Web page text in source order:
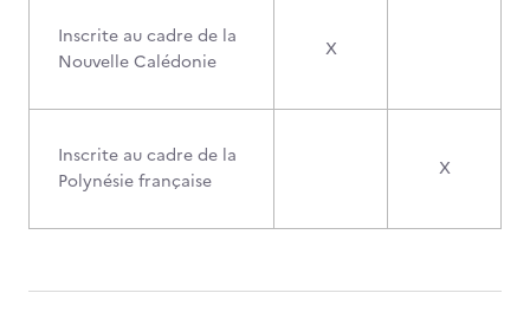
Inscrite au cadre de la
Nouvelle Calédonie
X
Inscrite au cadre de la
Polynésie française
X